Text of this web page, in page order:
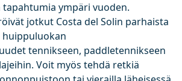
ympäri vuoden.
jotkut Costa del Solin parhaista
tennikseen, paddletennikseen
Voit myös tehdä retkiä